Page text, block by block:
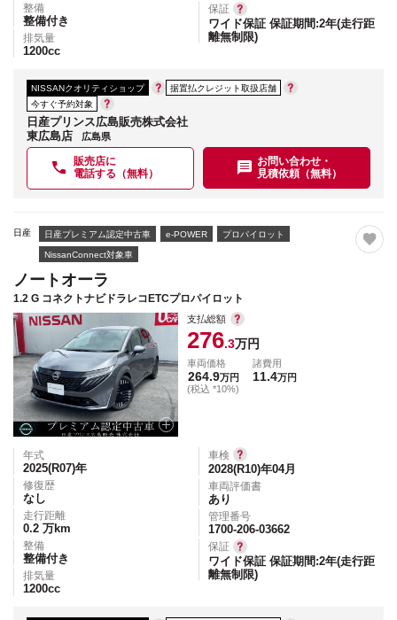
整備
整備付き
排気量
1200cc
保証
ワイド保証 保証期間:2年(走行距
離無制限)
NISSANクオリティショップ
据置払クレジット取扱店舗
今すぐ予約対象
日産プリンス広島販売株式会社
東広島店
広島県
販売店に
電話する（無料）
お問い合わせ・
見積依頼（無料）
日産 日産プレミアム認定中古車 e-POWER プロパイロット
NissanConnect対象車
ノートオーラ
1.2 G コネクトナビドラレコETCプロパイロット
支払総額
276.3万円
車両価格
264.9万円
(税込 *10%)
諸費用
11.4万円
年式
2025(R07)年
修復歴
なし
走行距離
0.2 万km
整備
整備付き
排気量
1200cc
車検
2028(R10)年04月
車両評価書
あり
管理番号
1700-206-03662
保証
ワイド保証 保証期間:2年(走行距
離無制限)